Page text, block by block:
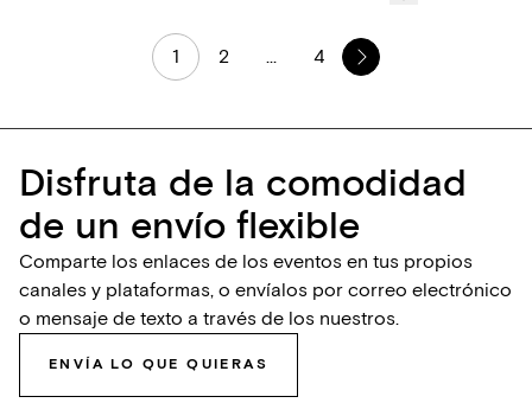
1 2 ... 4
Disfruta de la comodidad
de un envío flexible
Comparte los enlaces de los eventos en tus propios
canales y plataformas, o envíalos por correo electrónico
o mensaje de texto a través de los nuestros.
ENVÍA LO QUE QUIERAS